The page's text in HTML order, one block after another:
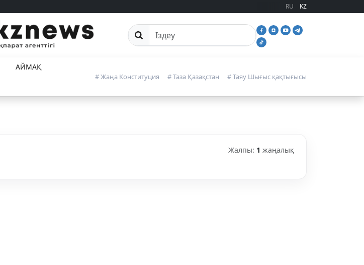
RU KZ
Сайттан іздеу
АЙМАҚ
# Жаңа Конституция # Таза Қазақстан # Таяу Шығыс қақтығысы
Жалпы: 1 жаңалық